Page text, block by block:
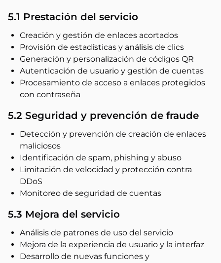
5.1 Prestación del servicio
Creación y gestión de enlaces acortados
Provisión de estadísticas y análisis de clics
Generación y personalización de códigos QR
Autenticación de usuario y gestión de cuentas
Procesamiento de acceso a enlaces protegidos
con contraseña
5.2 Seguridad y prevención de fraude
Detección y prevención de creación de enlaces
maliciosos
Identificación de spam, phishing y abuso
Limitación de velocidad y protección contra
DDoS
Monitoreo de seguridad de cuentas
5.3 Mejora del servicio
Análisis de patrones de uso del servicio
Mejora de la experiencia de usuario y la interfaz
Desarrollo de nuevas funciones y